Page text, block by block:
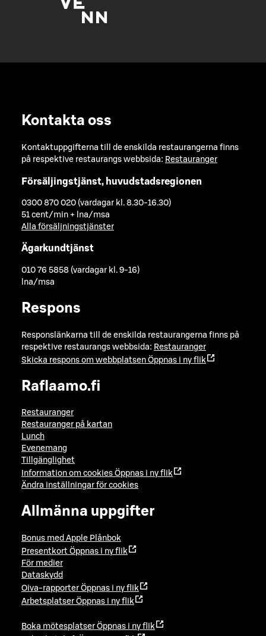
Kontakta oss
Kontaktuppgifterna till de enskilda restaurangerna finns
på respektive restaurangs webbsida: Restauranger
Försäljingstjänst, huvudstadsregionen
0300 870 020 (vardagar kl. 8.30-16.30)
51 cent/min + lna/msa
Alla försäljningstjänster
Ägarkundtjänst
010 76 5858 (vardagar kl. 9-16)
lna/msa
Respons
Responslänkarna till de enskilda restaurangerna finns på
respektive restaurangs webbsida: Restauranger
Skicka respons om webbplatsen Öppnas i ny flik
Raflaamo.fi
Restauranger
Restauranger på kartan
Lunch
Evenemang
Tillgänglighet
Information om cookies Öppnas i ny flik
Ändra inställningar för cookies
Allmänna uppgifter
Bonus med Apple Plånbok
Presentkort Öppnas i ny flik
För medier
Dataskydd
Oiva-rapporter Öppnas i ny flik
Arbetsplatser Öppnas i ny flik
Boka mötesplatser Öppnas i ny flik